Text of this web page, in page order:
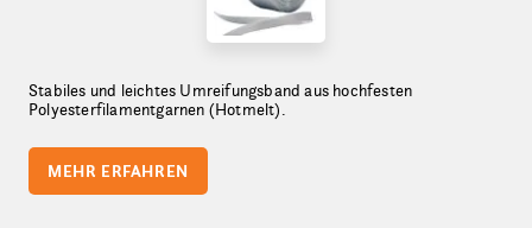
Stabiles und leichtes Umreifungsband aus hochfesten
Polyesterfilamentgarnen (Hotmelt).
MEHR ERFAHREN